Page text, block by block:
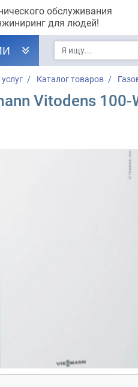
обслуживания
для людей!
Каталог товаров
Vitodens 100-